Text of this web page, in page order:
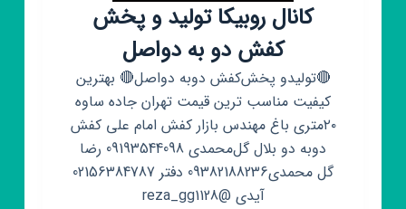
کانال روبیکا تولید و پخش
کفش دو به دواصل
🔴تولیدو پخش‌کفش دوبه دواصل🔴 بهترین
کیفیت مناسب ترین قیمت تهران جاده ساوه
۲۰متری باغ مهندس بازار کفش امام علی کفش
دوبه دو بلال گل‌محمدی 09193544098 رضا
گل محمدی09382188236 دفتر 02156384787
آیدی @reza_gg1128